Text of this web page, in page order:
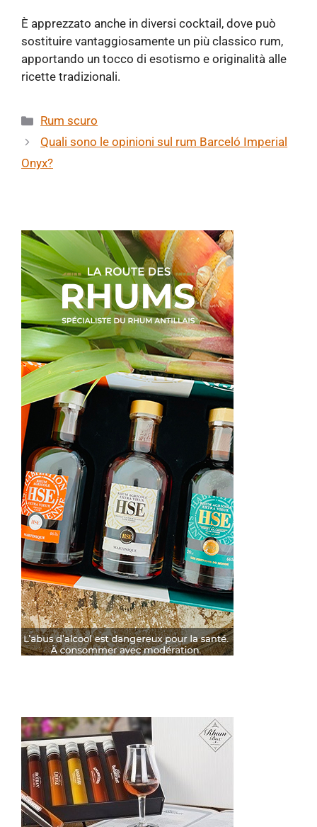
È apprezzato anche in diversi cocktail, dove può
sostituire vantaggiosamente un più classico rum,
apportando un tocco di esotismo e originalità alle
ricette tradizionali.
Categorie
Rum scuro
Quali sono le opinioni sul rum Barceló Imperial
Onyx?